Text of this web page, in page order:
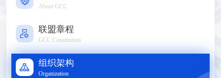
About GCC
联盟章程
GCC Constitution
组织架构
Organization